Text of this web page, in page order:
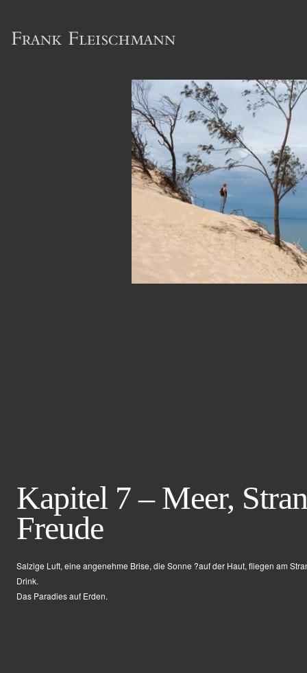
Kapitel 7 – Meer,
Freude
Salzige Luft, eine angenehme Brise, die Sonne ?auf der Haut, fliegen am
Drink.
Das Paradies auf Erden.